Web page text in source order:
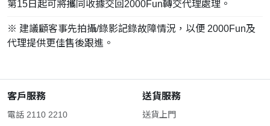
第15日起可將攜同收據交回2000Fun轉交代理處理。
※ 建議顧客事先拍攝/錄影記錄故障情況，以便 2000Fun及
代理提供更佳售後跟進。
客戶服務
電話 2110 2210
送貨服務
送貨上門